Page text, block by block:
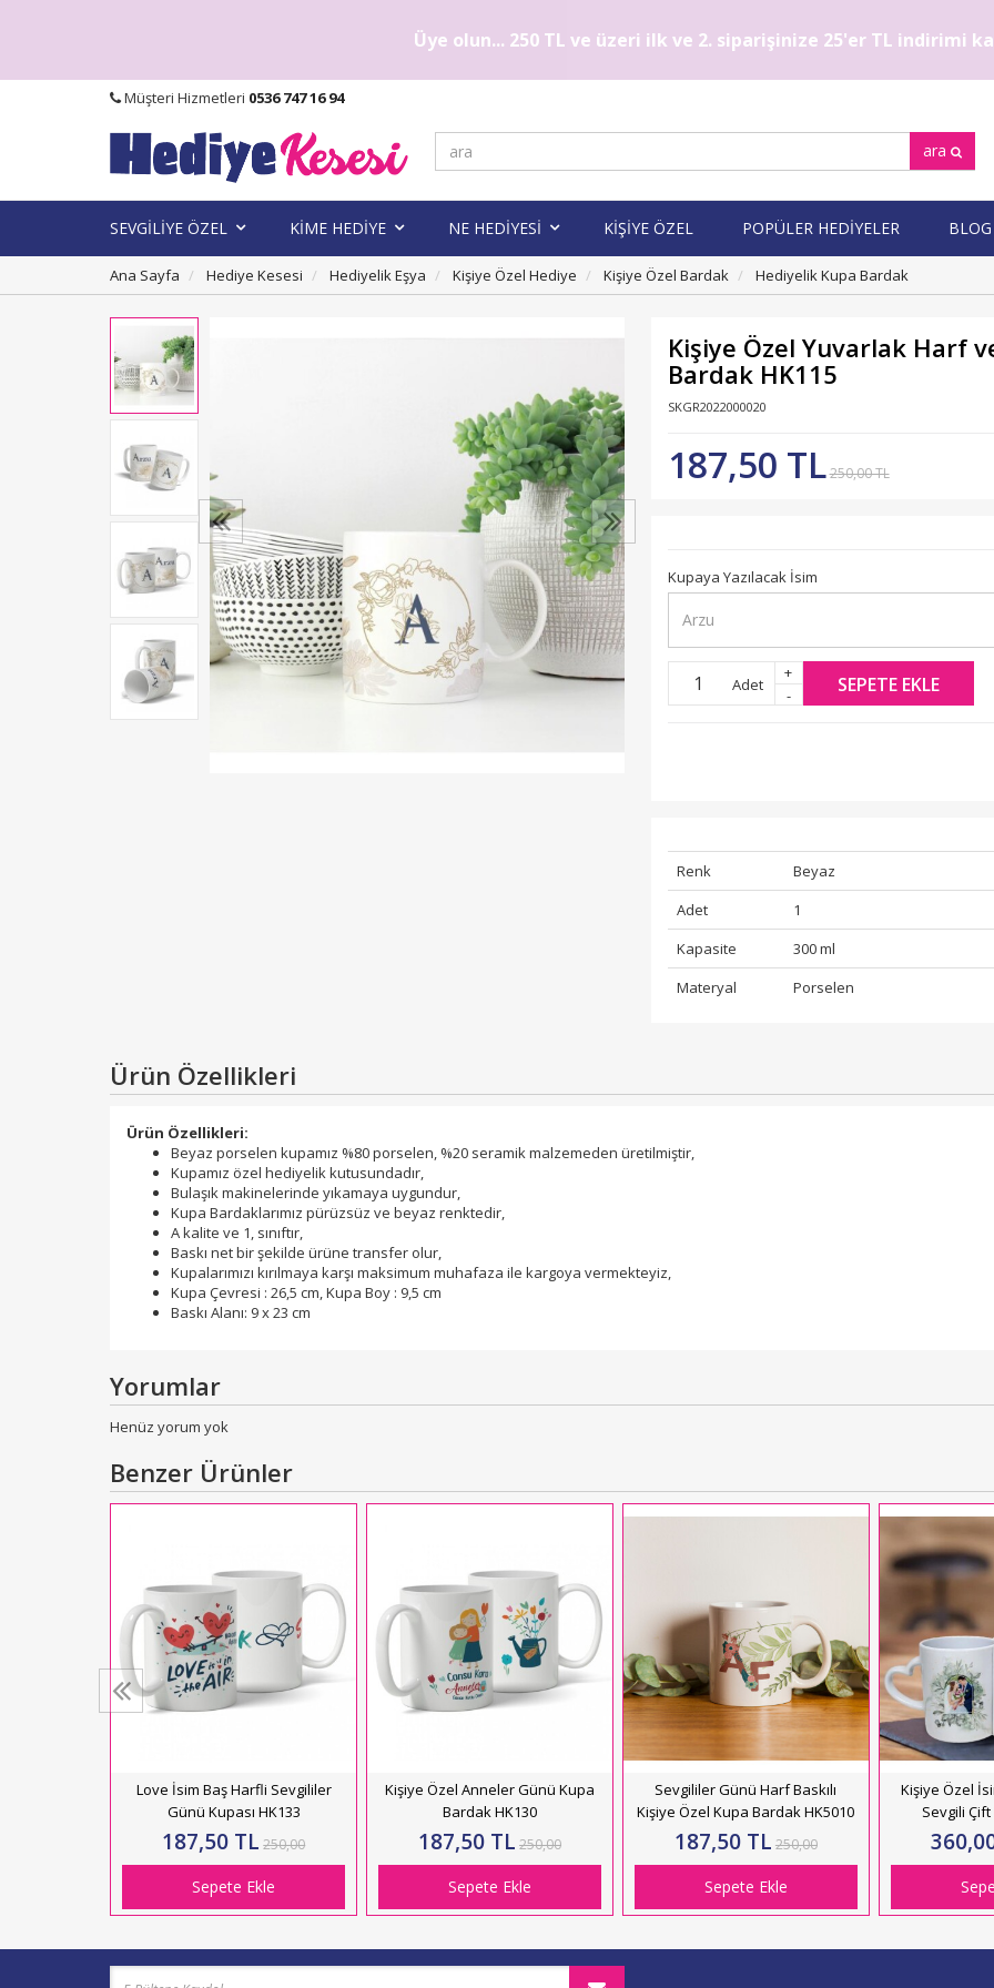
Üye olun... 250 TL ve üzeri ilk ve 2. siparişinize 25'er TL indirimi
Müşteri Hizmetleri 0536 747 16 94
ara
SEVGİLİYE ÖZEL KİME HEDİYE NE HEDİYESİ KİŞİYE ÖZEL POPÜLER HEDİYELER BLOG
Ana Sayfa Hediye Kesesi Hediyelik Eşya Kişiye Özel Hediye Kişiye Özel Bardak Hediyelik Kupa Bardak
Kişiye Özel Yuvarlak Harf
Bardak HK115
SKGR2022000020
187,50 TL250,00 TL
Kupaya Yazılacak İsim
Adet
+
-
SEPETE EKLE
Renk
Beyaz
Adet
1
Kapasite
300 ml
Materyal
Porselen
Ürün Özellikleri
Ürün Özellikleri:
Beyaz porselen kupamız %80 porselen, %20 seramik malzemeden üretilmiştir,
Kupamız özel hediyelik kutusundadır,
Bulaşık makinelerinde yıkamaya uygundur,
Kupa Bardaklarımız pürüzsüz ve beyaz renktedir,
A kalite ve 1, sınıftır,
Baskı net bir şekilde ürüne transfer olur,
Kupalarımızı kırılmaya karşı maksimum muhafaza ile kargoya vermekteyiz,
Kupa Çevresi : 26,5 cm, Kupa Boy : 9,5 cm
Baskı Alanı: 9 x 23 cm
Yorumlar
Henüz yorum yok
Benzer Ürünler
Love İsim Baş Harfli Sevgililer
Günü Kupası HK133
187,50 TL 250,00
Sepete Ekle
Kişiye Özel Anneler Günü Kupa
Bardak HK130
187,50 TL 250,00
Sepete Ekle
Sevgililer Günü Harf Baskılı
Kişiye Özel Kupa Bardak HK5010
187,50 TL 250,00
Sepete Ekle
Kişiye Özel
Sevgili